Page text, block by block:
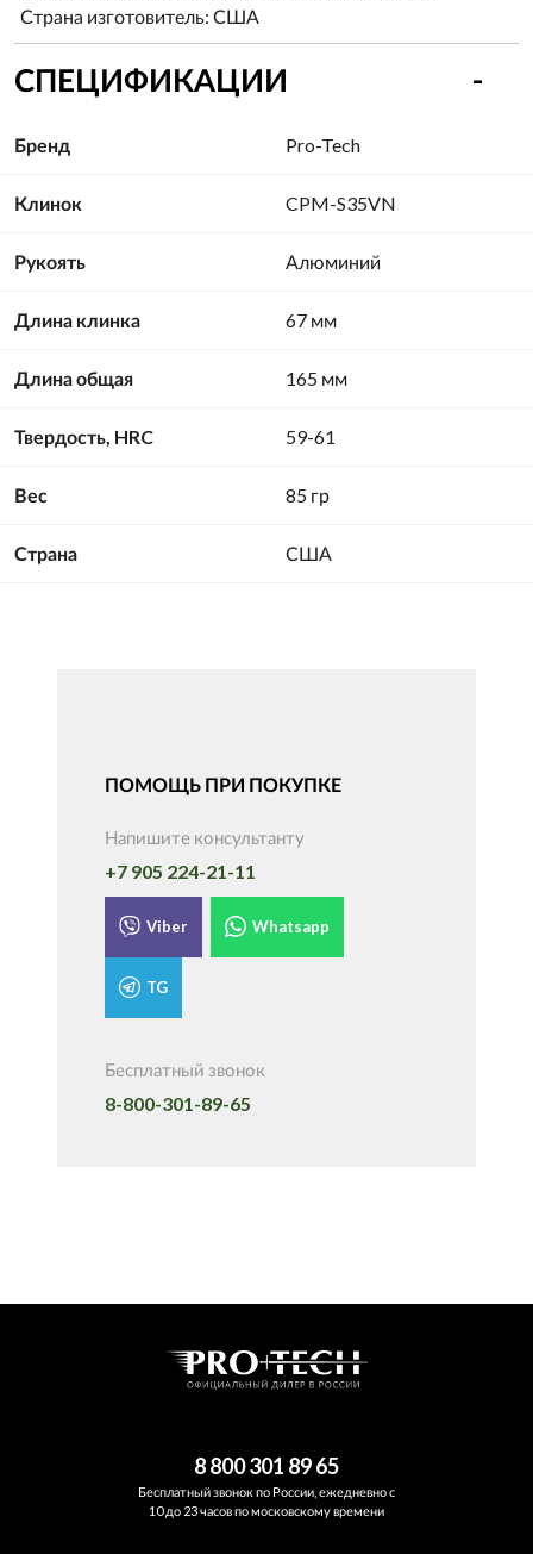
Страна изготовитель: США
СПЕЦИФИКАЦИИ
Бренд Pro-Tech
Клинок CPM-S35VN
Рукоять Алюминий
Длина клинка 67 мм
Длина общая 165 мм
Твердость, HRC 59-61
Вес 85 гр
Страна США
ПОМОЩЬ ПРИ ПОКУПКЕ
Напишите консультанту
+7 905 224-21-11
Viber Whatsapp
TG
Бесплатный звонок
8-800-301-89-65
8 800 301 89 65
Бесплатный звонок по России, ежедневно с
10 до 23 часов по московскому времени